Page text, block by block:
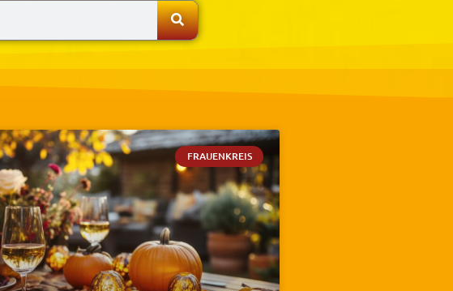
FRAUENKREIS